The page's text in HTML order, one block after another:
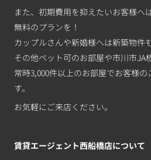
また、初期費用を抑えたいお客様へ
無料のプランを！
カップルさんや新婚様へは新築物件
その他ペット可のお部屋や市川市JA
常時3,000件以上のお部屋でお客様
す。
お気軽にご来店ください。
賃貸エージェント西船橋店について